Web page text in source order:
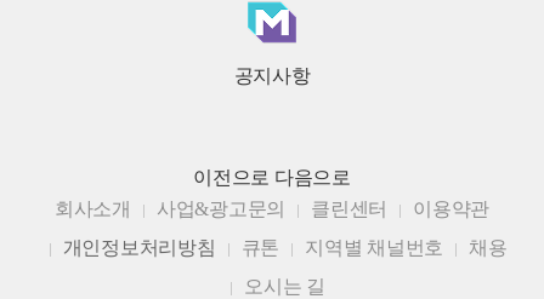
공지사항
이전으로 다음으로
회사소개
사업&광고문의 클린센터
이용약관
개인정보처리방침
큐톤 지역별 채널번호
채용
오시는 길